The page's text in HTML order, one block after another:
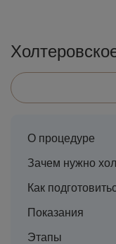
О процедуре
Зачем нужно
Как
Показания
Этапы